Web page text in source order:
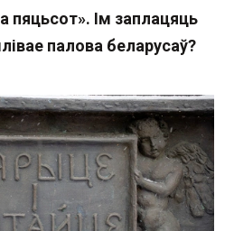
пяцьсот». Ім заплацяць
палова беларусаў?